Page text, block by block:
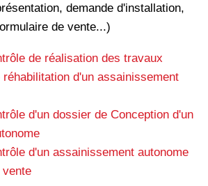
demande d'installation,
de vente...)
de réalisation des travaux
d'un assainissement
d'un dossier de Conception d'un
d'un assainissement autonome
vente